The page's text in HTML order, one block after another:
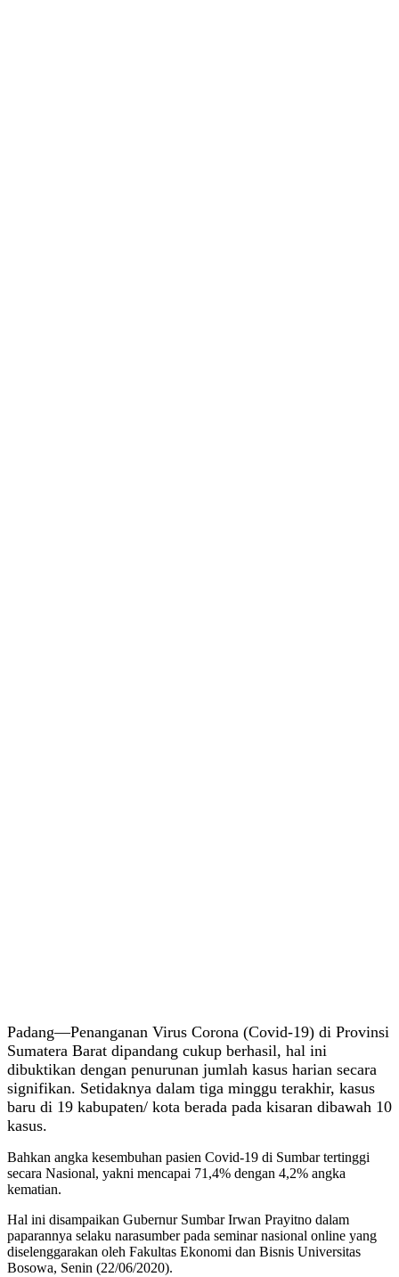
Padang—Penanganan Virus Corona (Covid-19) di Provinsi
Sumatera Barat dipandang cukup berhasil, hal ini
dibuktikan dengan penurunan jumlah kasus harian secara
signifikan. Setidaknya dalam tiga minggu terakhir, kasus
baru di 19 kabupaten/ kota berada pada kisaran dibawah 10
kasus.
Bahkan angka kesembuhan pasien Covid-19 di Sumbar tertinggi
secara Nasional, yakni mencapai 71,4% dengan 4,2% angka
kematian.
Hal ini disampaikan Gubernur Sumbar Irwan Prayitno dalam
paparannya selaku narasumber pada seminar nasional online yang
diselenggarakan oleh Fakultas Ekonomi dan Bisnis Universitas
Bosowa, Senin (22/06/2020).